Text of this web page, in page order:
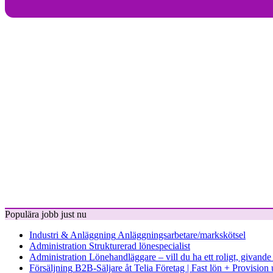
Populära jobb just nu
Industri & Anläggning Anläggningsarbetare/markskötsel
Administration Strukturerad lönespecialist
Administration Lönehandläggare – vill du ha ett roligt,
Försäljning B2B-Säljare åt Telia Företag | Fast lön + Provision